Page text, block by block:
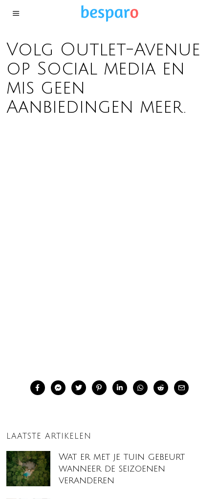
Volg Outlet-Avenue
op Social media en
mis geen
Aanbiedingen meer.
LAATSTE ARTIKELEN
Wat er met je tuin gebeurt
wanneer de seizoenen
veranderen